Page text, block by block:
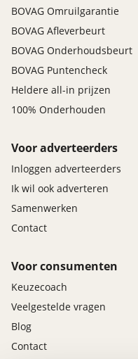
BOVAG Omruilgarantie
BOVAG Afleverbeurt
BOVAG Onderhoudsbeurt
BOVAG Puntencheck
Heldere all-in prijzen
100% Onderhouden
Voor adverteerders
Inloggen adverteerders
Ik wil ook adverteren
Samenwerken
Contact
Voor consumenten
Keuzecoach
Veelgestelde vragen
Blog
Contact